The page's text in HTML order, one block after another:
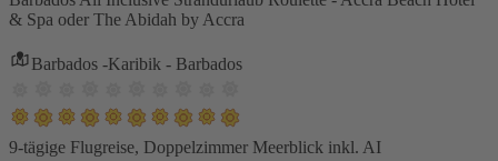
& Spa oder The Abidah by Accra
Barbados -Karibik - Barbados
9-tägige Flugreise, Doppelzimmer Meerblick inkl. AI